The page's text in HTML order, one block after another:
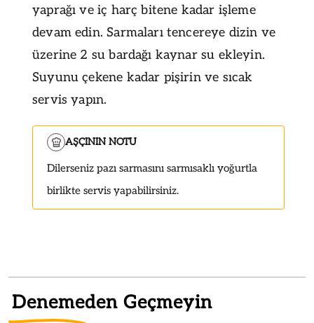
yaprağı ve iç harç bitene kadar işleme
devam edin. Sarmaları tencereye dizin ve
üzerine 2 su bardağı kaynar su ekleyin.
Suyunu çekene kadar pişirin ve sıcak
servis yapın.
AŞÇININ NOTU
Dilerseniz pazı sarmasını sarmısaklı yoğurtla
birlikte servis yapabilirsiniz.
Denemeden Geçmeyin